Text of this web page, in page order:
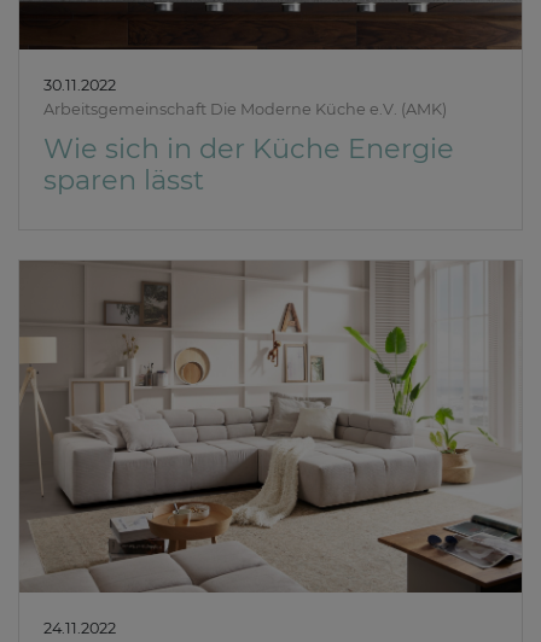
30.11.2022
Arbeitsgemeinschaft Die Moderne Küche e.V. (AMK)
Wie sich in der Küche Energie
sparen lässt
24.11.2022